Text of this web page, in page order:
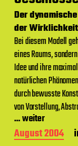
Der
der Wirklichkeit
Bei diesem Modell
eines Raums,
Idee und ihre
natürlichen
durch bewusste
von Vorstellung,
... weiter
B
August 2004